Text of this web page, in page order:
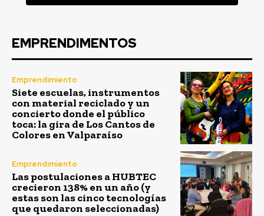
EMPRENDIMENTOS
Emprendimiento
Siete escuelas, instrumentos
con material reciclado y un
concierto donde el público
toca: la gira de Los Cantos de
Colores en Valparaíso
Emprendimiento
Las postulaciones a HUBTEC
crecieron 138% en un año (y
estas son las cinco tecnologías
que quedaron seleccionadas)